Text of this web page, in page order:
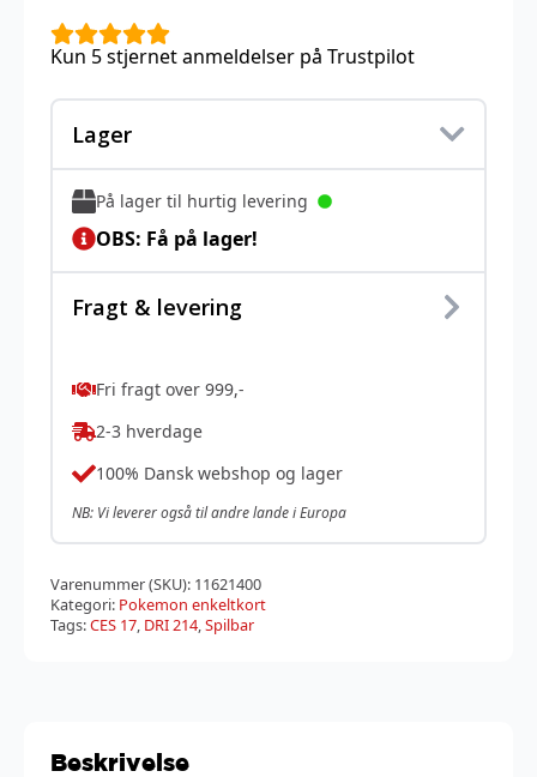
Kun 5 stjernet anmeldelser på Trustpilot
Lager
På lager til hurtig levering
OBS: Få på lager!
Fragt & levering
Fri fragt over 999,-
2-3 hverdage
100% Dansk webshop og lager
NB: Vi leverer også til andre lande i Europa
Varenummer (SKU): 11621400
Kategori: Pokemon enkeltkort
Tags:CES 17, DRI 214,Spilbar
Beskrivelse